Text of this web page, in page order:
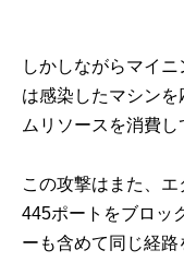
しかしながらマイ
は感染したマシン
ムリソースを消費し
この攻撃はまた、
445ポートをブロッ
ーも含めて同じ経